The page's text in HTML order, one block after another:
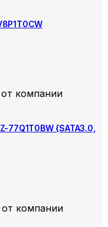
от компании
77Q1T0BW {SATA3.0,
от компании